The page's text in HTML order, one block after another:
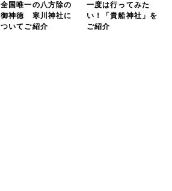
全国唯一の八方除の
御神徳 寒川神社に
ついてご紹介
一度は行ってみた
い！「貴船神社」を
ご紹介